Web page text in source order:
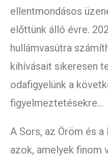
ellentmondásos
előttünk álló évre.
hullámvasútra
kihívásait sikeresen
odafigyelünk a
figyelmeztetésekre…
A Sors, az Öröm és
azok, amelyek finom